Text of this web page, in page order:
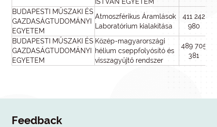
BUDAPESTI MŰSZAKI ÉS
GAZDASÁGTUDOMÁNYI
EGYETEM
Atmoszférikus Áramlások
Laboratórium kialakítása
411 242
980
BUDAPESTI MŰSZAKI ÉS
GAZDASÁGTUDOMÁNYI
EGYETEM
Közép-magyarországi
hélium cseppfolyósító és
visszagyűjtő rendszer
489 705
381
Feedback